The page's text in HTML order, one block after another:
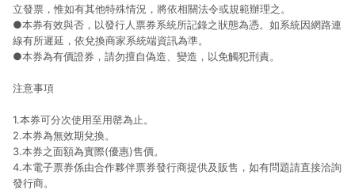
立發票，惟如有其他特殊情況，將依相關法令或規範辦理之。
●本券有效與否，以發行人票券系統所記錄之狀態為憑。如系統因網路連
線有所遲延，依兌換商家系統端資訊為準。
●本券為有價證券，請勿擅自偽造、變造，以免觸犯刑責。
注意事項
1.本券可分次使用至用罄為止。
2.本券為無效期兌換。
3.本券之面額為實際(優惠)售價。
4.本電子票券係由合作夥伴票券發行商提供及販售，如有問題請直接洽詢
發行商。